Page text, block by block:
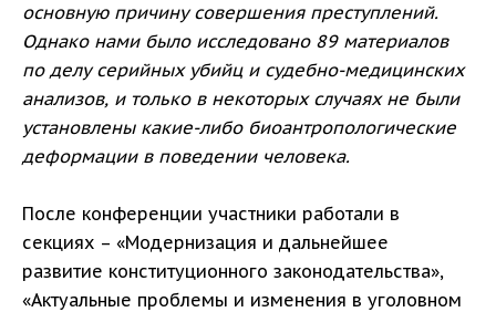
основную причину совершения преступлений.
Однако нами было исследовано 89 материалов
по делу серийных убийц и судебно-медицинских
анализов, и только в некоторых случаях не были
установлены какие-либо биоантропологические
деформации в поведении человека.
После конференции участники работали в
секциях – «Модернизация и дальнейшее
развитие конституционного законодательства»,
«Актуальные проблемы и изменения в уголовном